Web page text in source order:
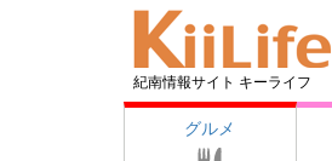
紀南情報サイト キーライフ
グルメ